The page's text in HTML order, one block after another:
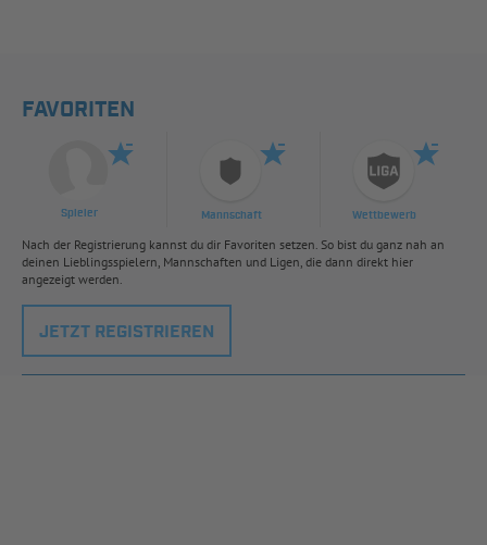
FAVORITEN
Spieler Mannschaft Wettbewerb
Nach der Registrierung kannst du dir Favoriten setzen. So bist du ganz nah an
deinen Lieblingsspielern, Mannschaften und Ligen, die dann direkt hier
angezeigt werden.
JETZT REGISTRIEREN